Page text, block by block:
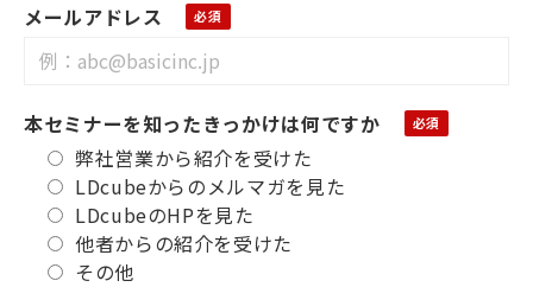
メールアドレス
本セミナーを知ったきっかけは何ですか
弊社営業から紹介を受けた
LDcubeからのメルマガを見た
LDcubeのHPを見た
他者からの紹介を受けた
その他